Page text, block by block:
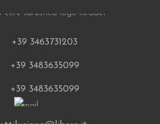
+39 3463731203
+39 3483635099
+39 3483635099